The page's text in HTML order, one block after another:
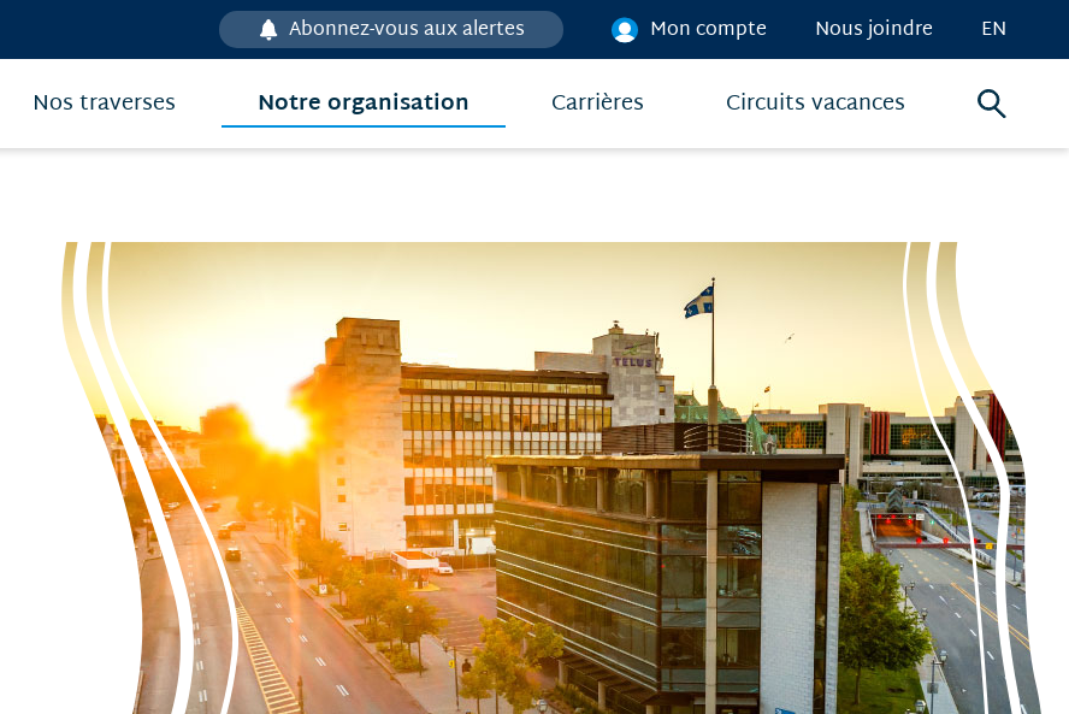
Abonnez-vous aux alertes Mon compte Nous joindre EN
Nos traverses Notre organisation Carrières
Circuits vacances